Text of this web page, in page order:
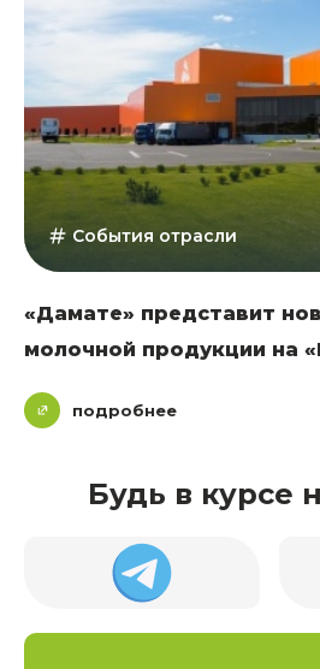
События отрасли
«Дамате» представит
молочной продукции на
подробнее
Будь в курсе